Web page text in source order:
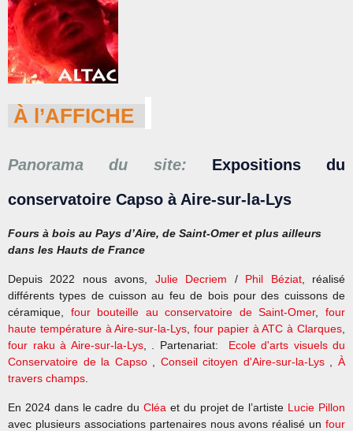
À l’AFFICHE
Panorama du site: Expositions du
conservatoire Capso à Aire-sur-la-Lys
Fours à bois au Pays d’Aire, de Saint-Omer et plus ailleurs
dans les Hauts de France
Depuis 2022 nous avons, Julie Decriem / Phil Béziat, réalisé
différents types de cuisson au feu de bois pour des cuissons de
céramique, four bouteille au conservatoire de Saint-Omer,four
haute température à Aire-sur-la-Lys ,four papier à ATC à Clarques
four raku à Aire-sur-la-Lys, . Partenariat: Ecole d'arts visuels du
Conservatoire de la Capso, Conseil citoyen d'Aire-sur-la-Lys,À
travers champs
En 2024 dans le cadre duCléa et du projet de l’artiste Lucie Pillon
avec plusieurs associations partenaires nous avons réalisé un four